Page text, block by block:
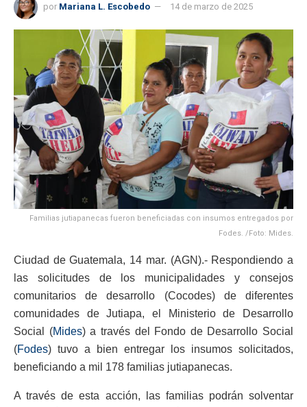
por Mariana L. Escobedo 14 de marzo de 2025
Familias jutiapanecas fueron beneficiadas con insumos entregados por
Fodes. /Foto: Mides.
Ciudad de Guatemala, 14 mar. (AGN).- Respondiendo a
las solicitudes de los municipalidades y consejos
comunitarios de desarrollo (Cocodes) de diferentes
comunidades de Jutiapa, el Ministerio de Desarrollo
Social (Mides) a través del Fondo de Desarrollo Social
(Fodes) tuvo a bien entregar los insumos solicitados,
beneficiando a mil 178 familias jutiapanecas.
A través de esta acción, las familias podrán solventar